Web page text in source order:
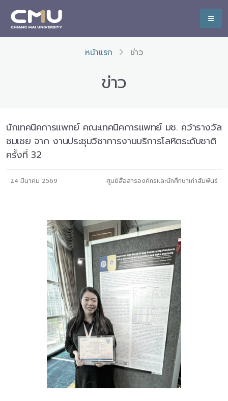
หน้าแรก ข่าว
ข่าว
นักเทคนิคการแพทย์ คณะเทคนิคการแพทย์ มช. คว้ารางวัล
ชมเชย จาก งานประชุมวิชาการงานบริการโลหิตระดับชาติ
ครั้งที่ 32
24 มีนาคม 2569 ศูนย์สื่อสารองค์กรและนักศึกษาเก่าสัมพันธ์